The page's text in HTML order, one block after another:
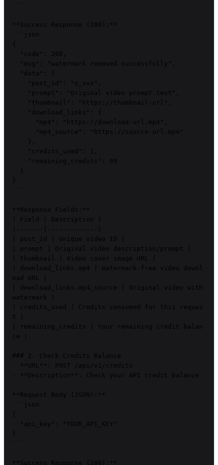
**Success Response (200):**
```json
{
}
**Response Fields:**
| Field | Description |
|-------|-------------|
| post_id | Unique video ID |
| prompt | Original video description/prompt |
| thumbnail | Video cover image URL |
| download_links.mp4 | Watermark-free video downl
oad URL |
| download_links.mp4_source | Original video with
watermark |
| credits_used | Credits consumed for this reques
t |
| remaining_credits | Your remaining credit balan
ce |
### 2. Check Credits Balance
- **URL**: POST /api/v1/credits
- **Description**: Check your API credit balance
**Request Body (JSON):**
```json
{
}
**Success Response (200):**